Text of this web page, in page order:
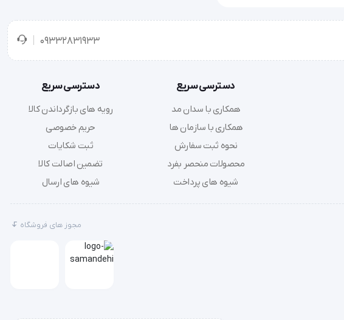
09332831933
دسترسی سریع
همکاری با سدان مد
همکاری با سازمان ها
نحوه ثبت سفارش
محصولات منحصر بفرد
شیوه های پرداخت
دسترسی سریع
رویه های بازگرداندن کالا
حریم خصوصی
ثبت شکایات
تضمین اصالت کالا
شیوه های ارسال
مجوز های فروشگاه